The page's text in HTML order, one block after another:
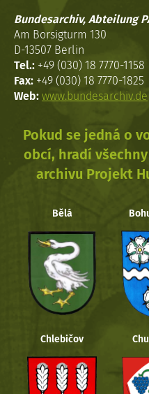
Bundesarchiv, Abteilung
Am Borsigturm 130
D-13507 Berlin
Tel.: +49 (030) 18 7770-1158
Fax: +49 (030) 18 7770-1825
Web: www.bundesarchiv.de
Pokud se jedná o
obcí, hradí
archivu Projekt
Bělá
Chlebičov